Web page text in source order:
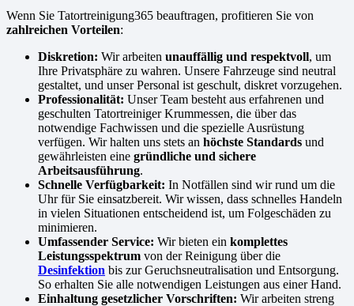
Wenn Sie Tatortreinigung365 beauftragen, profitieren Sie von
zahlreichen Vorteilen:
Diskretion: Wir arbeiten unauffällig und respektvoll, um
Ihre Privatsphäre zu wahren. Unsere Fahrzeuge sind neutral
gestaltet, und unser Personal ist geschult, diskret vorzugehen.
Professionalität: Unser Team besteht aus erfahrenen und
geschulten Tatortreiniger Krummessen, die über das
notwendige Fachwissen und die spezielle Ausrüstung
verfügen. Wir halten uns stets an höchste Standards und
gewährleisten eine gründliche und sichere
Arbeitsausführung.
Schnelle Verfügbarkeit: In Notfällen sind wir rund um die
Uhr für Sie einsatzbereit. Wir wissen, dass schnelles Handeln
in vielen Situationen entscheidend ist, um Folgeschäden zu
minimieren.
Umfassender Service: Wir bieten ein komplettes
Leistungsspektrum von der Reinigung über die
Desinfektion bis zur Geruchsneutralisation und Entsorgung.
So erhalten Sie alle notwendigen Leistungen aus einer Hand.
Einhaltung gesetzlicher Vorschriften: Wir arbeiten streng